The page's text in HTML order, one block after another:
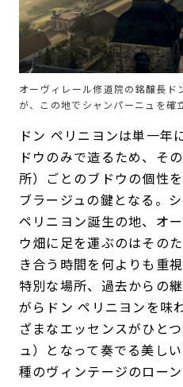
オーヴィレール修道院の銘醸長ド
が、この地でシャンパーニュを確
ドン ペリニヨンは単一年
ドウのみで造るため、そ
所）ごとのブドウの個性
ブラージュの鍵となる。
ペリニヨン誕生の地、オ
ウ畑に足を運ぶのはその
き合う時間を何よりも重視
特別な場所、過去からの
がらドン ペリニヨンを
ざまなエッセンスがひと
ュ）となって奏でる美し
種のヴィンテージのロー